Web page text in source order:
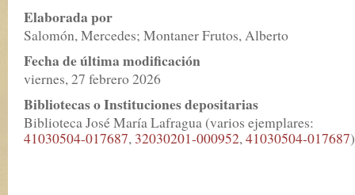
Elaborada por
Salomón, Mercedes; Montaner Frutos, Alberto
Fecha de última modificación
viernes, 27 febrero 2026
Bibliotecas o Instituciones depositarias
Biblioteca José María Lafragua (varios ejemplares:
41030504-017687, 32030201-000952, 41030504-017687)